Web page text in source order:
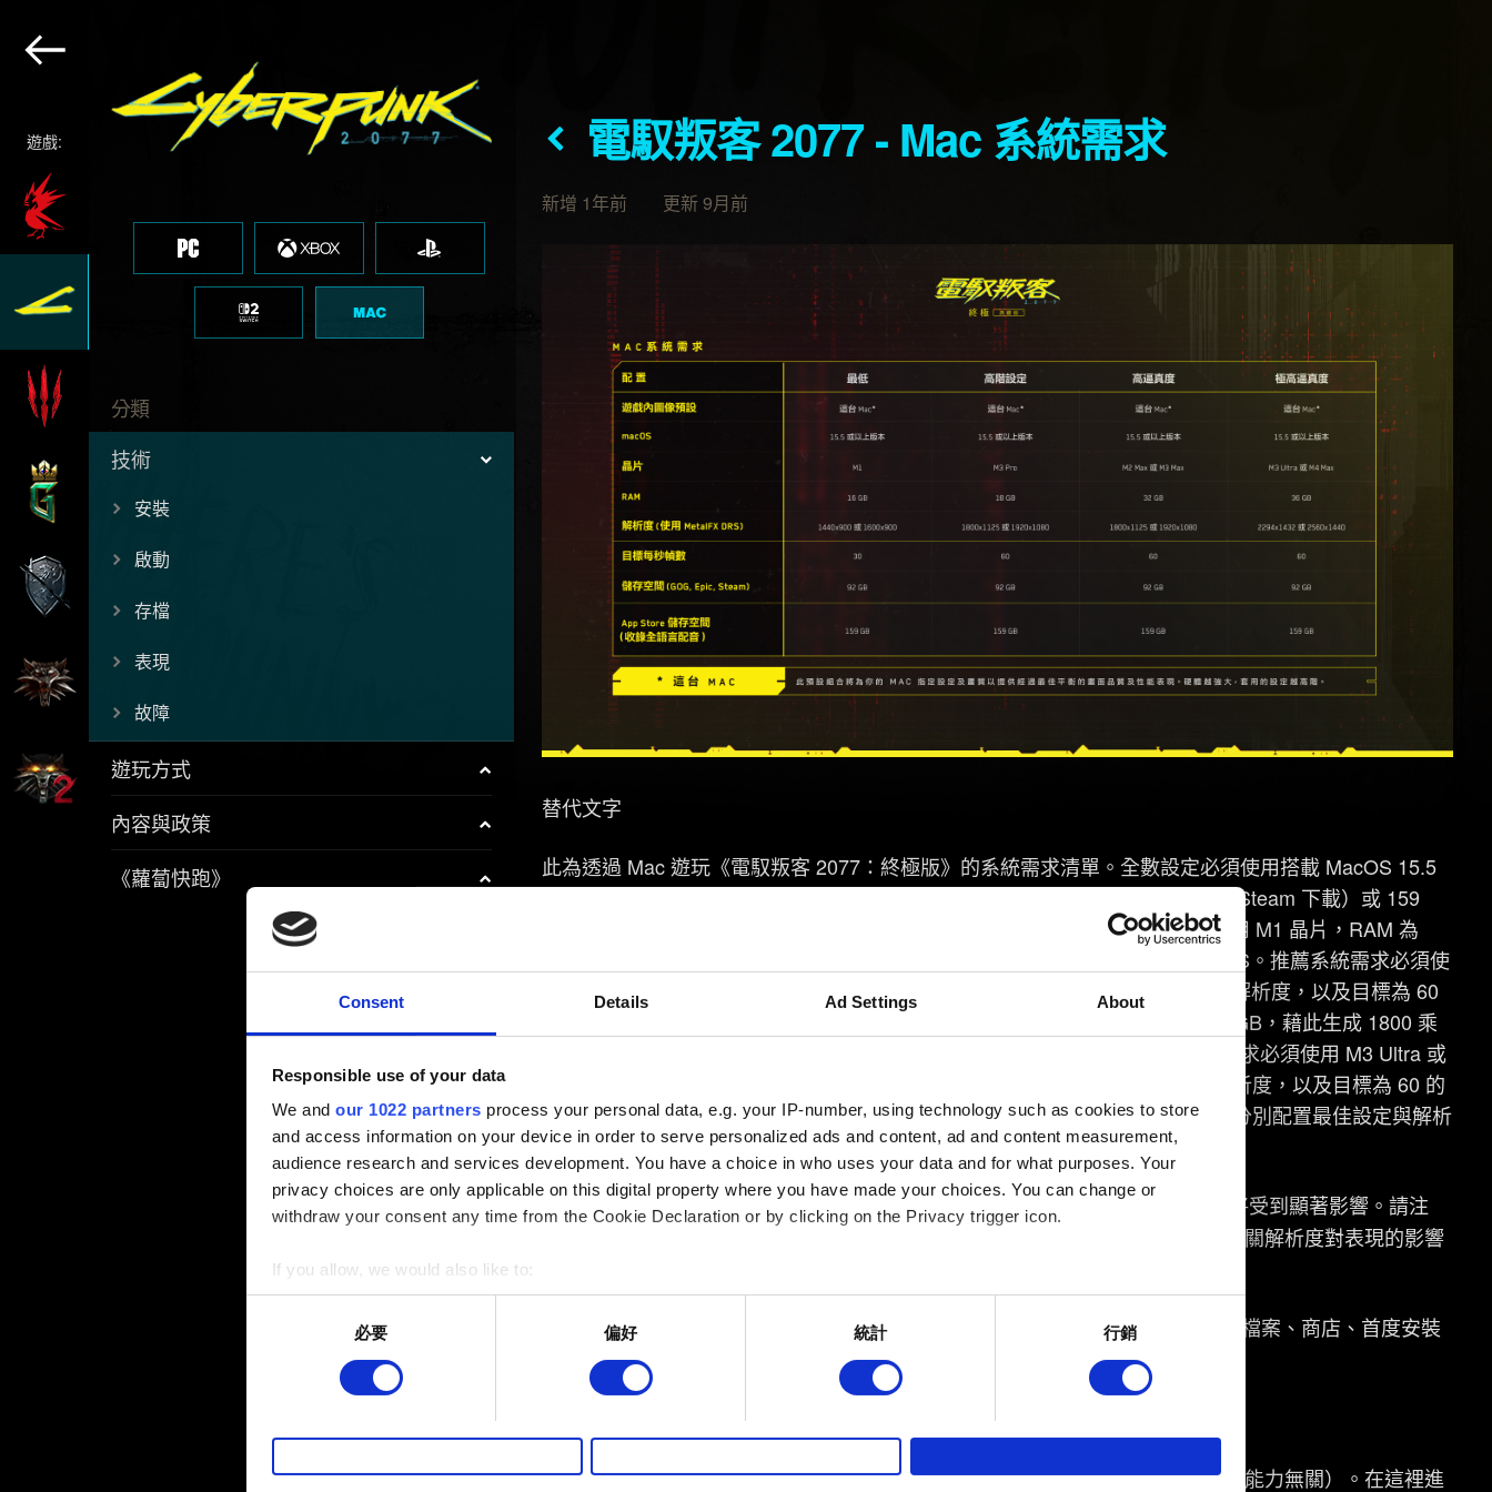
Consent Details Ad Settings About
Responsible use of your data
We and our 1022 partners process your personal data, e.g. your IP-number, using technology such as cookies to store
and access information on your device in order to serve personalized ads and content, ad and content measurement,
audience research and services development. You have a choice in who uses your data and for what purposes. Your
privacy choices are only applicable on this digital property where you have made your choices. You can change or
withdraw your consent any time from the Cookie Declaration or by clicking on the Privacy trigger icon.
If you allow, we would also like to:
Collect information about your geographical location which can be accurate to within several meters
Identify your device by actively scanning it for specific characteristics (fingerprinting)
Find out more about how your personal data is processed and set your preferences in the
暢。像是透過社群網站了解您的喜好，並為您推薦合適的內容，偶爾這些資訊也會提供我們的合作夥伴參考。不過這些非強制
必要 偏好 統計 行銷
遊戲:
分類
技術
安裝
啟動
存檔
表現
故障
遊玩方式
內容與政策
《蘿蔔快跑》
電馭叛客 2077 - Mac 系統需求
新增 1年前 更新 9月前
替代文字
此為透過 Mac 遊玩《電馭叛客 2077：終極版》的系統需求清單。全數設定必須使用搭載 MacOS 15.5
或更後期的作業系統，儲存空間需要 92 GB（透過 GOG、Epic Games Store、Steam 下載）或 159
GB（透過 App Store 下載）。此版本收錄所有配音檔案。最低系統需求必須使用 M1 晶片，RAM 為
16GB，藉此生成 1440 乘 900 或 1600 乘 900 的解析度，以及目標為 30 的 FPS。推薦系統需求必須使
用 M3 Pro 晶片，RAM 為 18 GB，藉此生成 1800 乘 1125 或 1920 乘 1080 的解析度，以及目標為 60
的 FPS。高保真度的系統需求必須使用 M2 Max 或 M3 Max 晶片，RAM 為 32 GB，藉此生成 1800 乘
1125 或 1920 乘 1080 的解析度，以及目標為 60 的 FPS。極高保真度的系統需求必須使用 M3 Ultra 或
M4 Max 晶片，RAM 為 36 GB，藉此生成 2294 乘 1432 或 2560 乘 1440 的解析度，以及目標為 60 的
FPS。遊戲中圖像的預設組合名稱為「這台 Mac」，該預設組合將為每台 Mac 分別配置最佳設定與解析
度，達到畫質與表現的最佳平衡。硬體越強大，系統套用的設定越高階。
解析度：解析度將由「這台 Mac」預設組合配置。若套用的解析度較高，FPS 將受到顯著影響。請注
意：若使用外接顯示器，我們建議使用「這台 Mac」預設組合配置的解析度。有關解析度對表現的影響
安裝中所需空間：
下載及安裝過程需要額外空間。額外空間的大小將取決於安裝檔案、商店、首度安裝
遊戲或純粹遊戲更新。
《電馭叛客 2077》必須安裝於 SSD 上，該遊戲不支援 HDD。
為提供最佳體驗，「這台 Mac」預設組合並未套用光線追蹤（與玩家的裝置硬體能力無關）。在這裡進